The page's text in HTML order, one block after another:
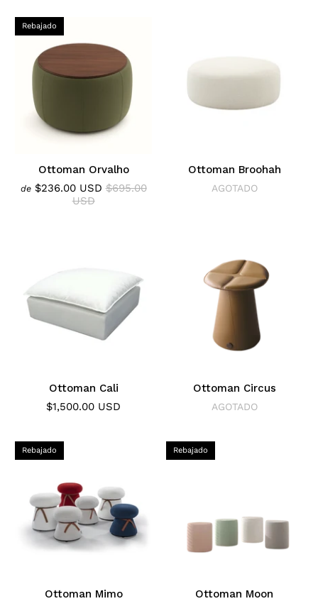
Rebajado
Ottoman Orvalho
de $236.00 USD $695.00
USD
Ottoman Broohah
AGOTADO
Ottoman Cali
$1,500.00 USD
Ottoman Circus
AGOTADO
Rebajado
Ottoman Mimo
Rebajado
Ottoman Moon